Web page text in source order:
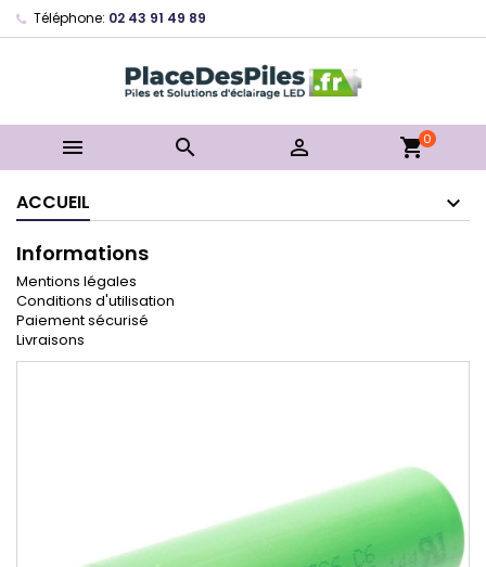
Téléphone: 02 43 91 49 89
   shopping_cart0
ACCUEIL
Informations
Mentions légales
Conditions d'utilisation
Paiement sécurisé
Livraisons